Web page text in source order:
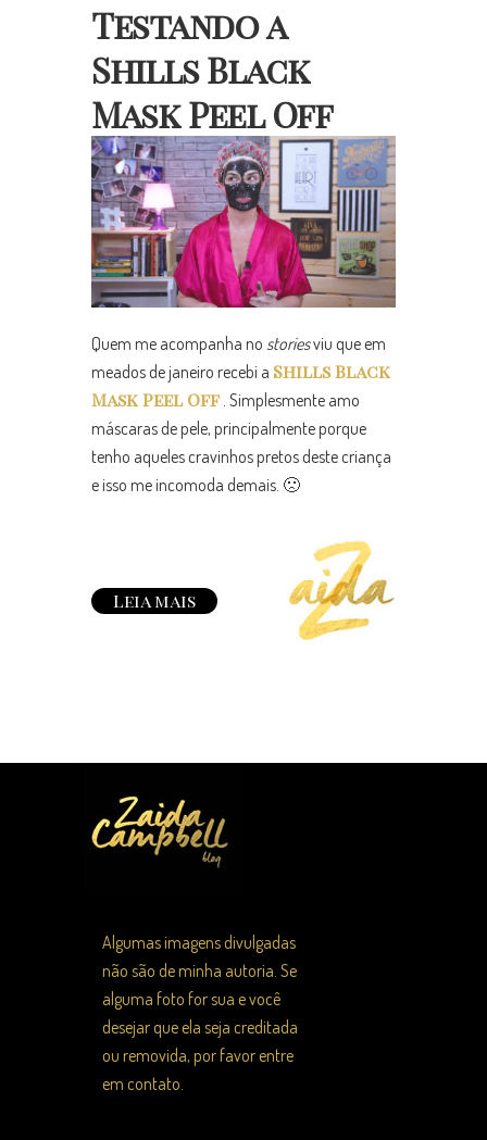
Testando a
Shills Black
Mask Peel Off
Quem me acompanha no storiesviu que em
meados de janeiro recebi a Shills Black
Mask Peel Off. Simplesmente amo
máscaras de pele, principalmente porque
tenho aqueles cravinhos pretos deste criança
e isso me incomoda demais. 🙁
Leia mais
Algumas imagens divulgadas
não são de minha autoria. Se
alguma foto for sua e você
desejar que ela seja creditada
ou removida, por favor entre
em contato.